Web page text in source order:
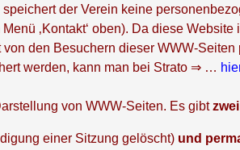
der Verein keine
‚Kontakt‘ oben). Da diese
den Besuchern dieser WWW-
werden, kann man bei Strato ⇒ …
von WWW-Seiten. Es gibt
einer Sitzung gelöscht) und